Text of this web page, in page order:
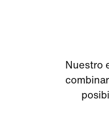
Nuestro